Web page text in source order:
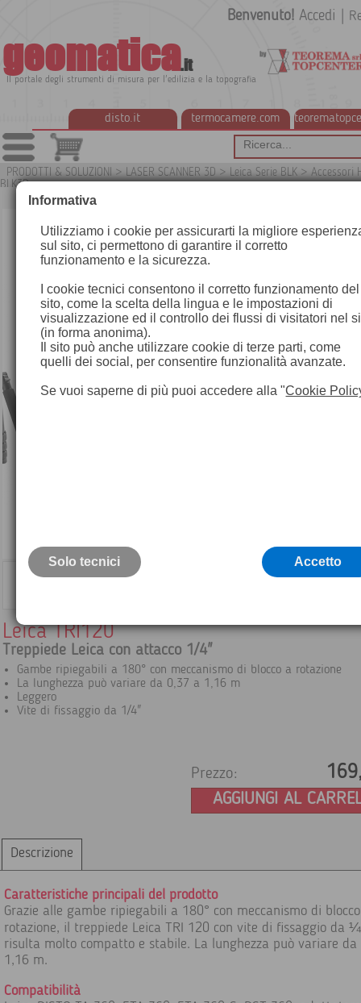
geomatica.it
Il portale degli strumenti di misura per l'edilizia e la topografia
disto.it termocamere.com
Benvenuto! Accedi
PRODOTTI & SOLUZIONI > LASER SCANNER 3D > Leica Serie BLK > Accessori
BLK3D
Leica TRI120
Treppiede Leica con attacco 1/4"
Gambe ripiegabili a 180° con meccanismo di blocco a rotazione
La lunghezza può variare da 0,37 a 1,16 m
Leggero
Vite di fissaggio da 1/4"
Prezzo:
AGGIUNGI AL
Descrizione
Caratteristiche principali del prodotto
Grazie alle gambe ripiegabili a 180° con meccanismo di
rotazione, il treppiede Leica TRI 120 con vite di fissaggio da
risulta molto compatto e stabile. La lunghezza può variare da
1,16 m.
Compatibilità
Informativa
Utilizziamo i cookie per assicurarti la migliore
sul sito, ci permettono di garantire il corretto
funzionamento e la sicurezza.
I cookie tecnici consentono il corretto funzionamento del
sito, come la scelta della lingua e le impostazioni di
visualizzazione ed il controllo dei flussi di visitatori nel
(in forma anonima).
Il sito può anche utilizzare cookie di terze parti, come
quelli dei social, per consentire funzionalità avanzate.
Se vuoi saperne di più puoi accedere alla "Cookie
Solo tecnici Accetto